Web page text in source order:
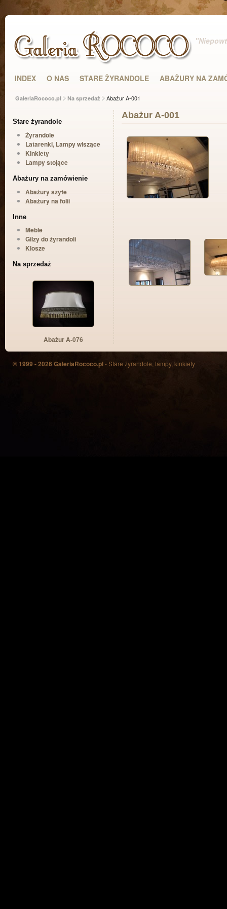
INDEX O NAS STARE ŻYRANDOLE ABAŻURY NA
GaleriaRococo.pl Na sprzedaż Abażur A-001
Stare żyrandole
Żyrandole
Latarenki, Lampy wiszące
Kinkiety
Lampy stojące
Abażury na zamówienie
Abażury szyte
Abażury na folii
Inne
Meble
Gilzy do żyrandoli
Klosze
Na sprzedaż
Abażur A-076
Abażur A-001
© 1999 - 2026 GaleriaRococo.pl- Stare żyrandole, lampy, kinkiety